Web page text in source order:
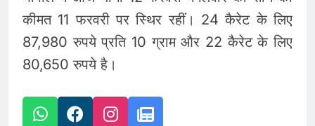
कीमत 11 फरवरी पर स्थिर रहीं। 24 कैरेट के लिए
87,980 रुपये प्रति 10 ग्राम और 22 कैरेट के लिए
80,650 रुपये है।